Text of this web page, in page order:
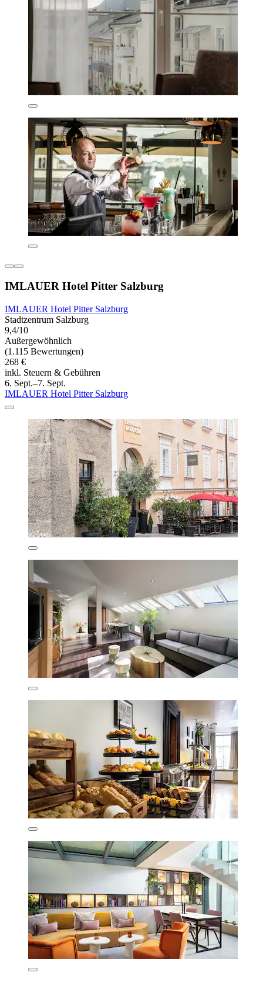
IMLAUER Hotel Pitter Salzburg
IMLAUER Hotel Pitter Salzburg
Stadtzentrum Salzburg
9,4/10
Außergewöhnlich
(1.115 Bewertungen)
268 €
inkl. Steuern & Gebühren
6. Sept.–7. Sept.
IMLAUER Hotel Pitter Salzburg